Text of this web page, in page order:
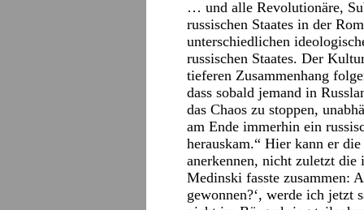
… und alle Revolutionäre,
russischen Staates in der
unterschiedlichen
russischen Staates. Der
tieferen Zusammenhang
dass sobald jemand in
das Chaos zu stoppen,
am Ende immerhin ein
herauskam.“ Hier kann er
anerkennen, nicht zuletzt die
Medinski fasste zusammen:
gewonnen?‘, werde ich jetzt